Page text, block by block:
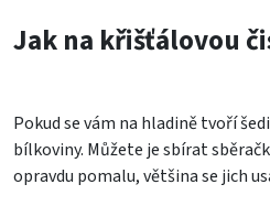
Jak na křišťálovou
Pokud se vám na hladině tvoří
bílkoviny. Můžete je sbírat
opravdu pomalu, většina se jich